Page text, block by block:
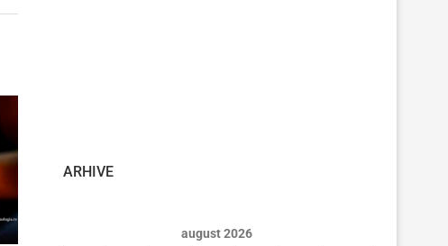
ARHIVE
august 2026